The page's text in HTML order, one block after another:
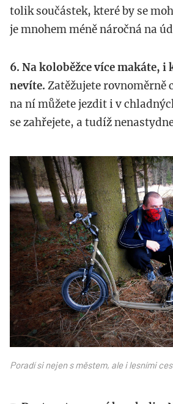
tolik součástek, které by se
je mnohem méně náročná na
6. Na koloběžce více makáte, i
nevíte. Zatěžujete rovnoměrně
na ní můžete jezdit i v
se zahřejete, a tudíž
kolmo_cz.jpg
Poradí si nejen s městem, ale i lesními